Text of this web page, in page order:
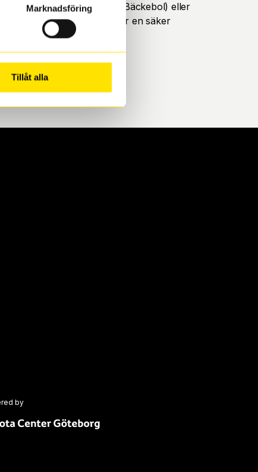
Marknadsföring
Tillåt alla
Välj mellan Hisingen (Bäckebol) eller
att de uppfyller alla krav för en säker
by